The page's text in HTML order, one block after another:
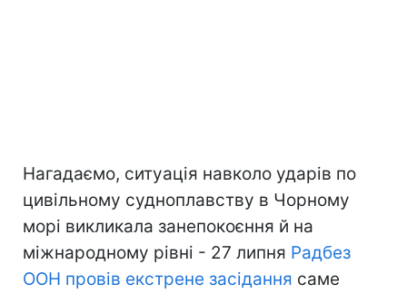
Нагадаємо, ситуація навколо ударів по
цивільному судноплавству в Чорному
морі викликала занепокоєння й на
міжнародному рівні - 27 липня Радбез
ООН провів екстрене засідання саме